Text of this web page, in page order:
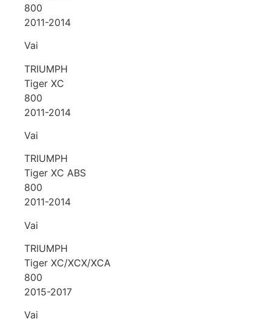
800
2011-2014
Vai
TRIUMPH
Tiger XC
800
2011-2014
Vai
TRIUMPH
Tiger XC ABS
800
2011-2014
Vai
TRIUMPH
Tiger XC/XCX/XCA
800
2015-2017
Vai